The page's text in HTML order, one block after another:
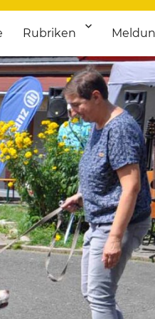
für
Kultur bis Sport, von Theater
Rubriken